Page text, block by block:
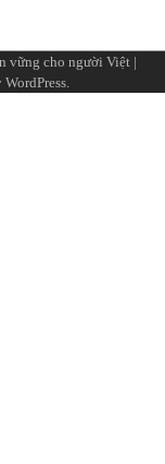
vững cho người Việt |
WordPress